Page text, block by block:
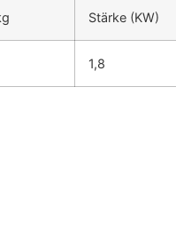
Stärke (KW)
1,8